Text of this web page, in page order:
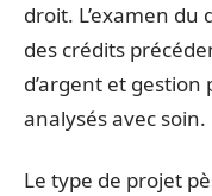
droit. L’examen du
des crédits
d’argent et
analysés avec soin.
Le type de projet